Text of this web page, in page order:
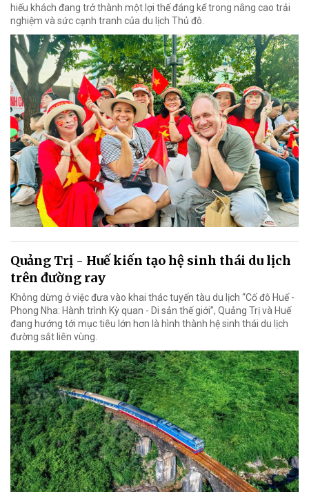
hiếu khách đang trở thành một lợi thế đáng kể trong nâng cao trải
nghiệm và sức cạnh tranh của du lịch Thủ đô.
Quảng Trị - Huế kiến tạo hệ sinh thái du lịch
trên đường ray
Không dừng ở việc đưa vào khai thác tuyến tàu du lịch “Cố đô Huế -
Phong Nha: Hành trình Kỳ quan - Di sản thế giới”, Quảng Trị và Huế
đang hướng tới mục tiêu lớn hơn là hình thành hệ sinh thái du lịch
đường sắt liên vùng.